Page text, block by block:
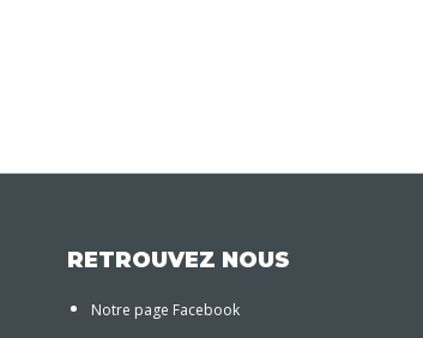
RETROUVEZ NOUS
Notre page Facebook